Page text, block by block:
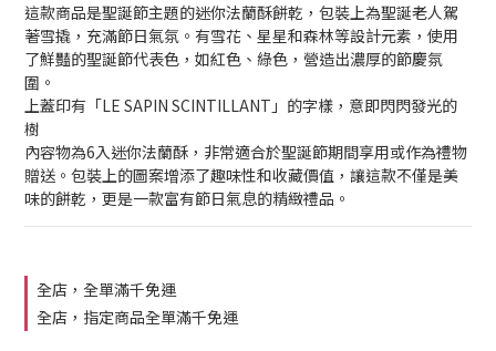
這款商品是聖誕節主題的迷你法蘭酥餅乾，包裝上為聖誕老人駕
著雪撬，充滿節日氣氛。有雪花、星星和森林等設計元素，使用
了鮮豔的聖誕節代表色，如紅色、綠色，營造出濃厚的節慶氛
圍。
上蓋印有「LE SAPIN SCINTILLANT」的字樣，意即閃閃發光的
樹
內容物為6入迷你法蘭酥，非常適合於聖誕節期間享用或作為禮物
贈送。包裝上的圖案增添了趣味性和收藏價值，讓這款不僅是美
味的餅乾，更是一款富有節日氣息的精緻禮品。
全店，全單滿千免運
全店，指定商品全單滿千免運